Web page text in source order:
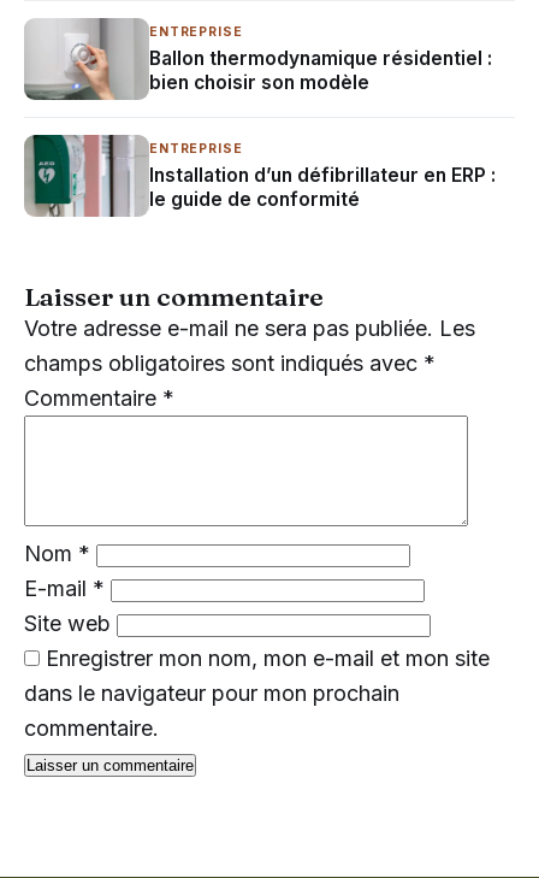
ENTREPRISE
Ballon thermodynamique résidentiel :
bien choisir son modèle
ENTREPRISE
Installation d’un défibrillateur en ERP :
le guide de conformité
Laisser un commentaire
Votre adresse e-mail ne sera pas publiée. Les
champs obligatoires sont indiqués avec *
Commentaire *
Nom *
E-mail *
Site web
Enregistrer mon nom, mon e-mail et mon site
dans le navigateur pour mon prochain
commentaire.